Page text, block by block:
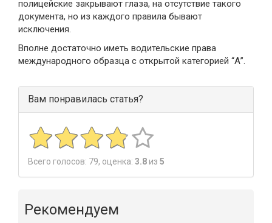
полицейские закрывают глаза, на отсутствие такого
документа, но из каждого правила бывают
исключения.
Вполне достаточно иметь водительские права
международного образца с открытой категорией “А”.
Вам понравилась статья?
Всего голосов: 79, оценка: 3.8 из 5
Рекомендуем